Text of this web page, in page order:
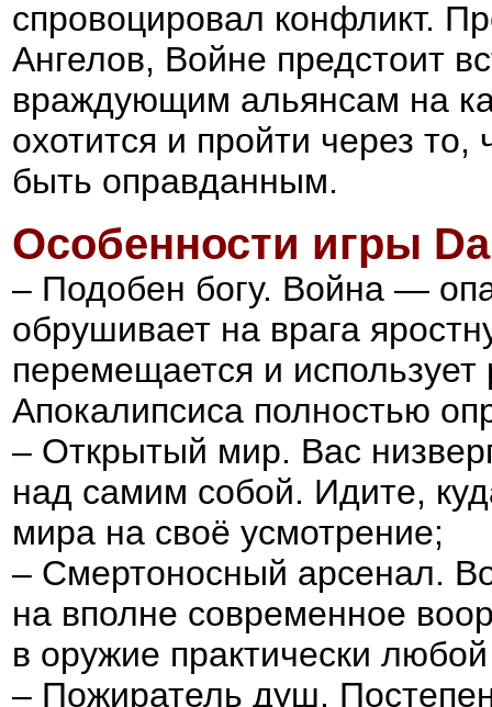
спровоцировал конфликт.
Ангелов, Войне предстоит
враждующим альянсам на
охотится и пройти через
быть оправданным.
Особенности игры
– Подобен богу. Война —
обрушивает на врага
перемещается и
Апокалипсиса полностью
– Открытый мир. Вас
над самим собой. Идите,
мира на своё усмотрение;
– Смертоносный арсенал.
на вполне современное
в оружие практически
– Пожиратель душ.